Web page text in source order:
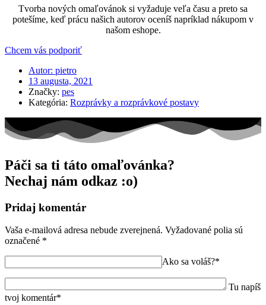
Tvorba nových omaľovánok si vyžaduje veľa času a preto sa
potešíme, keď prácu našich autorov oceníš napríklad nákupom v
našom eshope.
Chcem vás podporiť
Autor: pietro
13 augusta, 2021
Značky: pes
Kategória: Rozprávky a rozprávkové postavy
Páči sa ti táto omaľovánka?
Nechaj nám odkaz :o)
Pridaj komentár
Vaša e-mailová adresa nebude zverejnená. Vyžadované polia sú
označené *
Ako sa voláš?*
Tu napíš
tvoj komentár*